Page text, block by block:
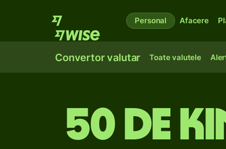
Personal Afacere
Convertor valutar Toate valutele
50 de